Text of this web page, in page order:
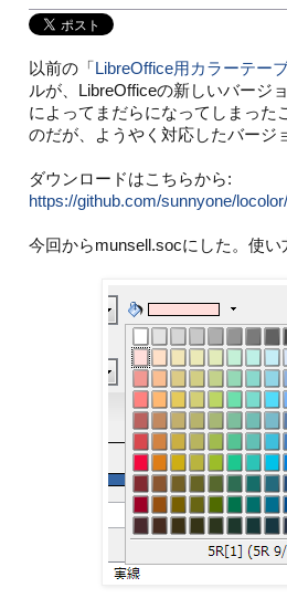
以前の「LibreOffice用カラーテー
ルが、LibreOfficeの新しいバージ
によってまだらになってしまった
のだが、ようやく対応したバージ
ダウンロードはこちらから:
https://github.com/sunnyone/
今回からmunsell.socにした。使い